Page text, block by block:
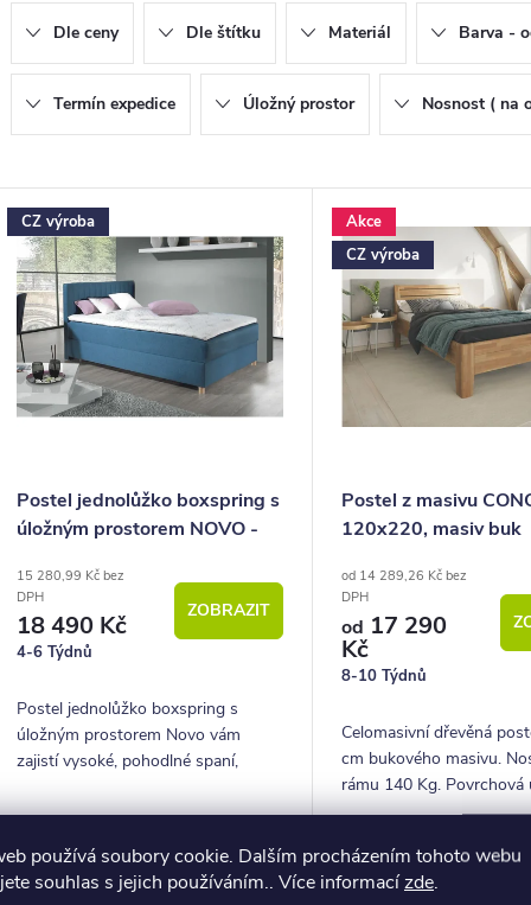
používá soubory cookie. Dalším procházením tohoto webu
souhlas s jejich používáním.. Více informacízde.
Dle ceny Dle štítku Materiál Barva -
Termín expedice Úložný prostor Nosnost ( na
V CZ výroba
Postel jednolůžko boxspring s
úložným prostorem NOVO -
15 280,99 Kč bez
DPH
18 490 Kč
4-6 Týdnů
ZOBRAZIT
Postel jednolůžko boxspring s
úložným prostorem Novo vám
zajistí vysoké, pohodlné spaní,
prvek do vaší ložnice.
Akce
CZ výroba
Postel z masivu
120x220, masiv buk
od 14 289,26 Kč bez
DPH
od 17 290
Kč
8-10 Týdnů
Celomasivní dřevěná
cm bukového masivu.
rámu 140 Kg. Povrchová
voskem nebo lakem.
Akce
CZ výroba
26 414,29
–30 %
Akce
CZ výroba